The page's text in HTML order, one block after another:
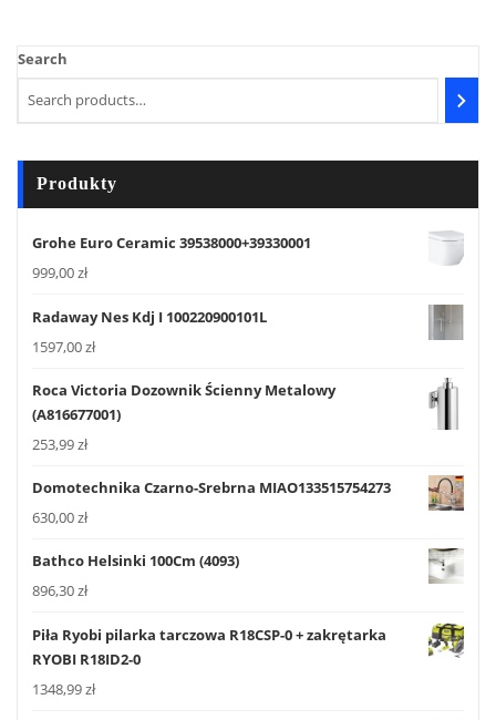
Search
Produkty
Grohe Euro Ceramic 39538000+39330001
999,00zł
Radaway Nes Kdj I 100220900101L
1597,00zł
Roca Victoria Dozownik Ścienny Metalowy
(A816677001)
253,99zł
Domotechnika Czarno-Srebrna MIAO133515754273
630,00zł
Bathco Helsinki 100Cm (4093)
896,30zł
Piła Ryobi pilarka tarczowa R18CSP-0 + zakrętarka
RYOBI R18ID2-0
1348,99zł